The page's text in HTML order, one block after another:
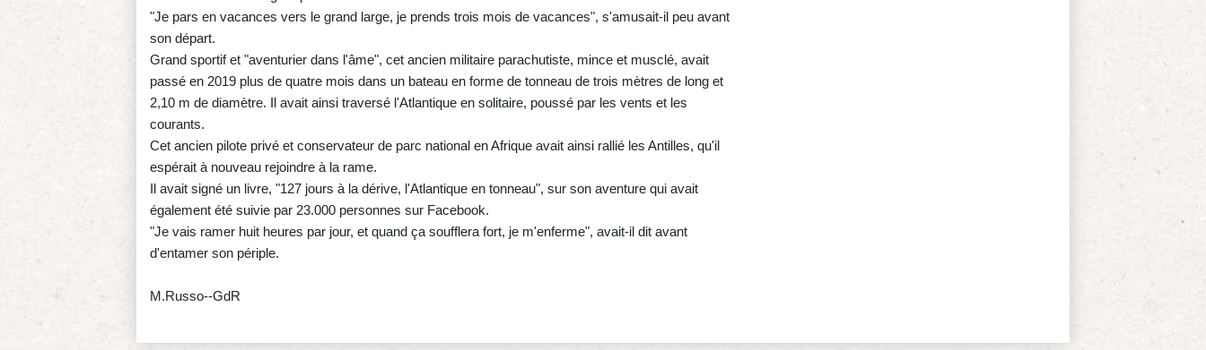
"Je pars en vacances vers le grand large, je prends trois mois de vacances", s'amusait-il peu avant
son départ.
Grand sportif et "aventurier dans l'âme", cet ancien militaire parachutiste, mince et musclé, avait
passé en 2019 plus de quatre mois dans un bateau en forme de tonneau de trois mètres de long et
2,10 m de diamètre. Il avait ainsi traversé l'Atlantique en solitaire, poussé par les vents et les
courants.
Cet ancien pilote privé et conservateur de parc national en Afrique avait ainsi rallié les Antilles, qu'il
espérait à nouveau rejoindre à la rame.
Il avait signé un livre, "127 jours à la dérive, l'Atlantique en tonneau", sur son aventure qui avait
également été suivie par 23.000 personnes sur Facebook.
"Je vais ramer huit heures par jour, et quand ça soufflera fort, je m'enferme", avait-il dit avant
d'entamer son périple.
M.Russo--GdR